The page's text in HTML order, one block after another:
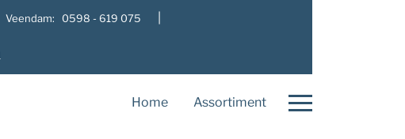
Veendam: 0598 - 619 075
Home Assortiment